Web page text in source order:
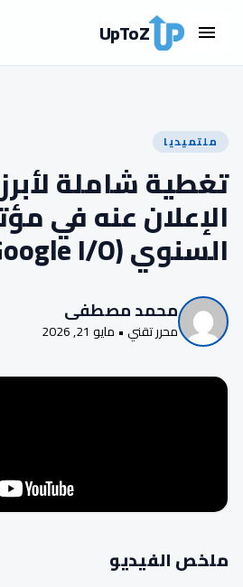
UpToZ
ملتميديا
تغطية شاملة
الإعلان عنه في
السنوي (Google I/O)
محمد مصطفى
محرر تقني • مايو 21, 2026
ملخص الفيديو